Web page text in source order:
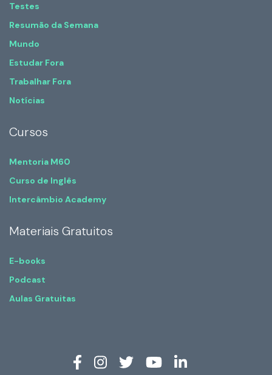
Testes
Resumão da Semana
Mundo
Estudar Fora
Trabalhar Fora
Notícias
Cursos
Mentoria M60
Curso de Inglês
Intercâmbio Academy
Materiais Gratuitos
E-books
Podcast
Aulas Gratuitas